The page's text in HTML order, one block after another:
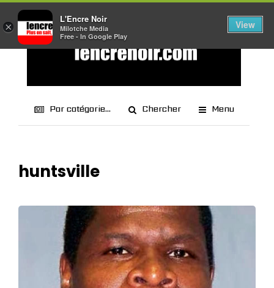
Par catégorie... Chercher Menu
huntsville
×
L'Encre Noir
Milotche Media
Free - In Google Play
View